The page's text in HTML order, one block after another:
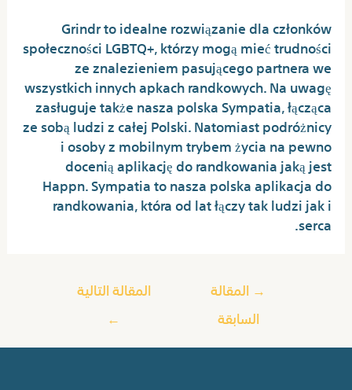
Grindr to idealne rozwiązanie dla członków
społeczności LGBTQ+, którzy mogą mieć trudności
ze znalezieniem pasującego partnera we
wszystkich innych apkach randkowych. Na uwagę
zasługuje także nasza polska Sympatia, łącząca
ze sobą ludzi z całej Polski. Natomiast podróżnicy
i osoby z mobilnym trybem życia na pewno
docenią aplikację do randkowania jaką jest
Happn. Sympatia to nasza polska aplikacja do
randkowania, która od lat łączy tak ludzi jak i
serca.
→ المقالة
السابقة
المقالة التالية
←